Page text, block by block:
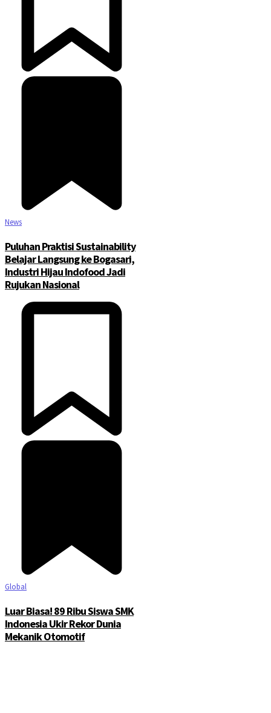
News
Puluhan Praktisi Sustainability
Belajar Langsung ke Bogasari,
Industri Hijau Indofood Jadi
Rujukan Nasional
Global
Luar Biasa! 89 Ribu Siswa SMK
Indonesia Ukir Rekor Dunia
Mekanik Otomotif